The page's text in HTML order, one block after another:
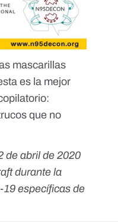
mascarillas
es la mejor
que no
de abril de 2020
durante la
específicas de